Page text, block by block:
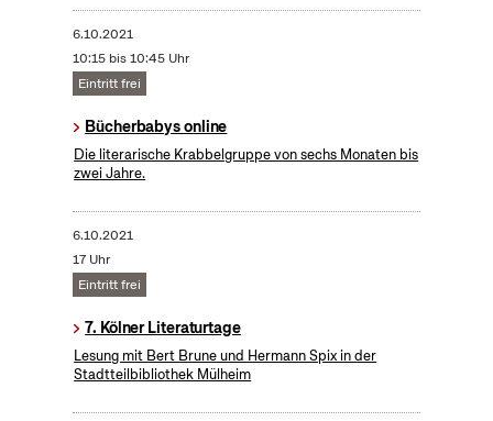
6.10.2021
10:15 bis 10:45 Uhr
Eintritt frei
Bücherbabys online
Die literarische Krabbelgruppe von sechs Monaten bis
zwei Jahre.
6.10.2021
17 Uhr
Eintritt frei
7. Kölner Literaturtage
Lesung mit Bert Brune und Hermann Spix in der
Stadtteilbibliothek Mülheim